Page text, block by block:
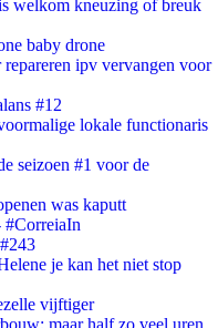
welkom kneuzing of breuk
baby drone
ipv vervangen voor
#12
lokale functionaris
seizoen #1 voor de
was kaputt
#CorreiaIn
je kan het niet stop
vijftiger
maar half zo veel uren